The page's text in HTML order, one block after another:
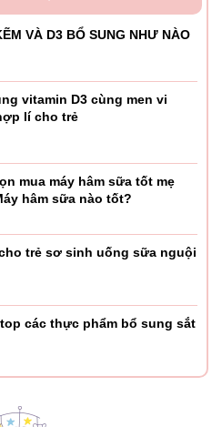
VÀ D3 BỔ SUNG NHƯ NÀO
vitamin D3 cùng men vi
lí cho trẻ
mua máy hâm sữa tốt mẹ
hâm sữa nào tốt?
trẻ sơ sinh uống sữa nguội
các thực phẩm bổ sung sắt